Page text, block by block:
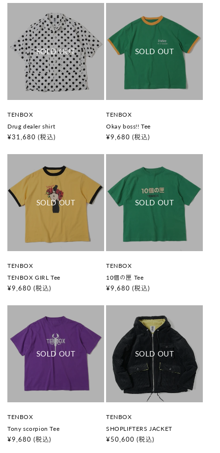
価
価
販
元
:
TENBOX
Drug dealer shirt
通
価
¥31,680 (税込)
販
元
:
TENBOX
Okay boss!! Tee
通
価
¥9,680 (税込)
販
元
:
TENBOX
TENBOX GIRL Tee
通
価
¥9,680 (税込)
販
元
:
TENBOX
10個の匣 Tee
通
価
¥9,680 (税込)
販
元
:
TENBOX
Tony scorpion Tee
通
¥9,680 (税込)
販
元
:
TENBOX
SHOPLIFTERS JACKET
通
¥50,600 (税込)